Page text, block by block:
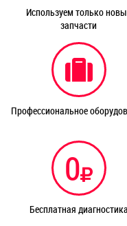
Используем только
запчасти
Профессиональное
0
Бесплатная диагностика